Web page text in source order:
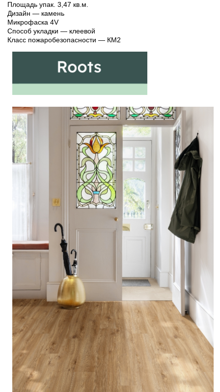
Площадь упак. 3,47 кв.м.
Дизайн — камень
Микрофаска 4V
Способ укладки — клеевой
Класс пожаробезопасности — КМ2